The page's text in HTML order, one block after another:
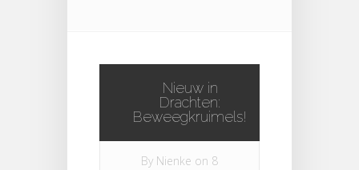
Nieuw in
Drachten:
Beweegkruimels!
By Nienke on 8